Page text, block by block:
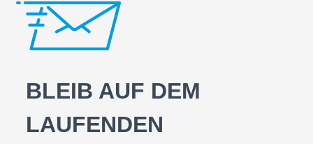
BLEIB AUF DEM
LAUFENDEN